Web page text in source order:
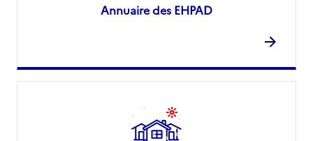
Annuaire des EHPAD